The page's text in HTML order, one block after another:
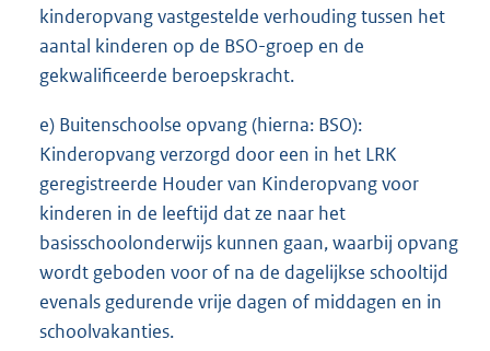
kinderopvang vastgestelde verhouding tussen het
aantal kinderen op de BSO-groep en de
gekwalificeerde beroepskracht.
e) Buitenschoolse opvang (hierna: BSO):
Kinderopvang verzorgd door een in het LRK
geregistreerde Houder van Kinderopvang voor
kinderen in de leeftijd dat ze naar het
basisschoolonderwijs kunnen gaan, waarbij opvang
wordt geboden voor of na de dagelijkse schooltijd
evenals gedurende vrije dagen of middagen en in
schoolvakanties.